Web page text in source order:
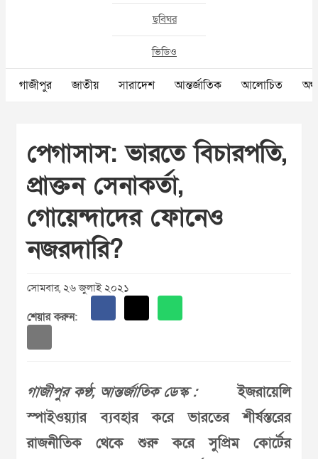
ছবিঘর
ভিডিও
গাজীপুর জাতীয় সারাদেশ আন্তর্জাতিক আলোচিত
পেগাসাস: ভারতে বিচারপতি,
প্রাক্তন সেনাকর্তা,
গোয়েন্দাদের ফোনেও
নজরদারি?
সোমবার, ২৬ জুলাই ২০২১
শেয়ার করুন:
গাজীপুর কণ্ঠ, আন্তর্জাতিক ডেস্ক :ইজরায়েলি
স্পাইওয়্যার ব্যবহার করে ভারতের শীর্ষস্তরের
রাজনীতিক থেকে শুরু করে সুপ্রিম কোর্টের